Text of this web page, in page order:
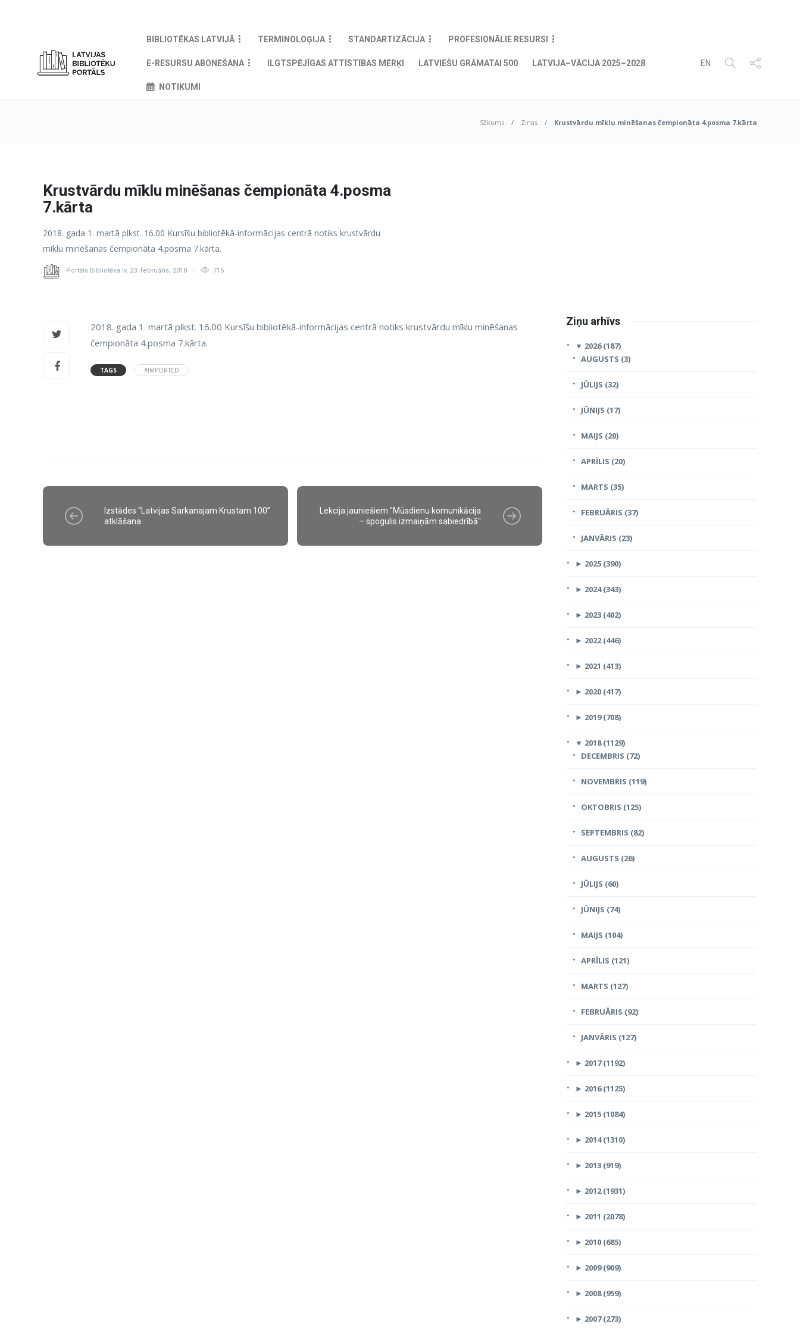
BIBLIOTĒKAS LATVIJĀ TERMINOLOĢIJA STANDARTIZĀCIJA PROFESIONĀLIE RESURSI
E-RESURSU ABONĒŠANA ILGTSPĒJĪGAS ATTĪSTĪBAS MĒRĶI LATVIEŠU GRĀMATAI 500 LATVIJA–VĀCIJA 2025–2028
NOTIKUMI
EN
Sākums Ziņas Krustvārdu mīklu minēšanas čempionāta 4.posma 7.kārta
Krustvārdu mīklu minēšanas čempionāta 4.posma
7.kārta
2018. gada 1. martā plkst. 16.00 Kursīšu bibliotēkā-informācijas centrā notiks krustvārdu
mīklu minēšanas čempionāta 4.posma 7.kārta.
Portāls Bibliotēka.lv, 23. februāris, 2018 715
2018. gada 1. martā plkst. 16.00 Kursīšu bibliotēkā-informācijas centrā notiks krustvārdu mīklu minēšanas
čempionāta 4.posma 7.kārta.
TAGS #IMPORTED
Izstādes “Latvijas Sarkanajam Krustam 100”
atklāšana
Lekcija jauniešiem "Mūsdienu komunikācija
– spogulis izmaiņām sabiedrībā"
Ziņu arhīvs
▼ 2026 (187)
AUGUSTS (3)
JŪLIJS (32)
JŪNIJS (17)
MAIJS (20)
APRĪLIS (20)
MARTS (35)
FEBRUĀRIS (37)
JANVĀRIS (23)
► 2025 (390)
► 2024 (343)
► 2023 (402)
► 2022 (446)
► 2021 (413)
► 2020 (417)
► 2019 (708)
▼ 2018 (1129)
DECEMBRIS (72)
NOVEMBRIS (119)
OKTOBRIS (125)
SEPTEMBRIS (82)
AUGUSTS (26)
JŪLIJS (60)
JŪNIJS (74)
MAIJS (104)
APRĪLIS (121)
MARTS (127)
FEBRUĀRIS (92)
JANVĀRIS (127)
► 2017 (1192)
► 2016 (1125)
► 2015 (1084)
► 2014 (1310)
► 2013 (919)
► 2012 (1931)
► 2011 (2078)
► 2010 (685)
► 2009 (909)
► 2008 (959)
► 2007 (273)